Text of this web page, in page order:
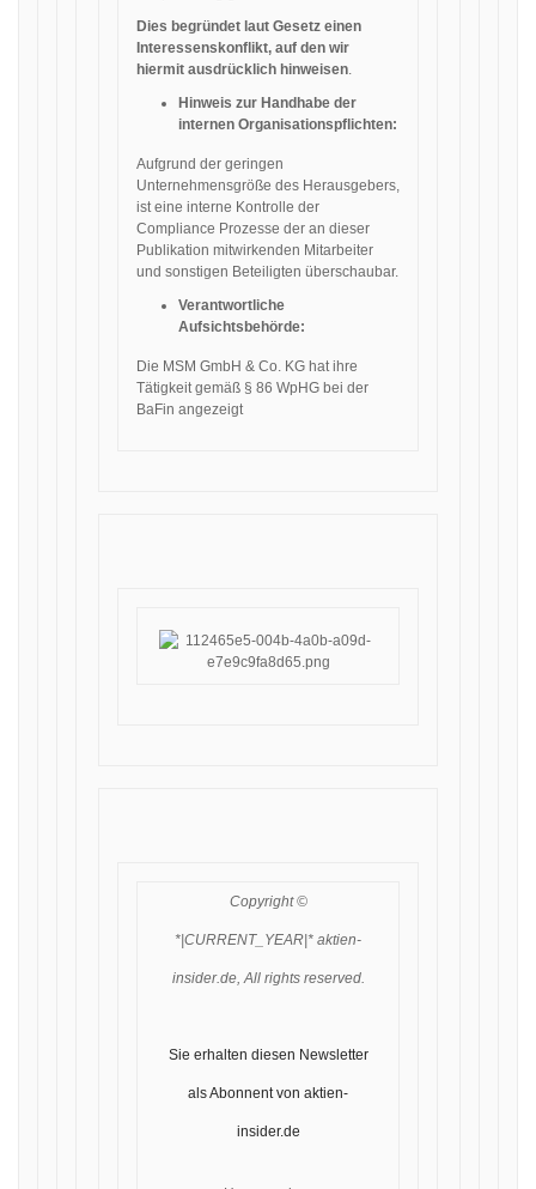
Dies begründet laut Gesetz einen
Interessenskonflikt, auf den wir
hiermit ausdrücklich hinweisen.
Hinweis zur Handhabe der
internen Organisationspflichten:
Aufgrund der geringen
Unternehmensgröße des Herausgebers,
ist eine interne Kontrolle der
Compliance Prozesse der an dieser
Publikation mitwirkenden Mitarbeiter
und sonstigen Beteiligten überschaubar.
Verantwortliche
Aufsichtsbehörde:
Die MSM GmbH & Co. KG hat ihre
Tätigkeit gemäß § 86 WpHG bei der
BaFin angezeigt
Copyright ©
*|CURRENT_YEAR|* aktien-
insider.de, All rights reserved.
Sie erhalten diesen Newsletter
als Abonnent von aktien-
insider.de